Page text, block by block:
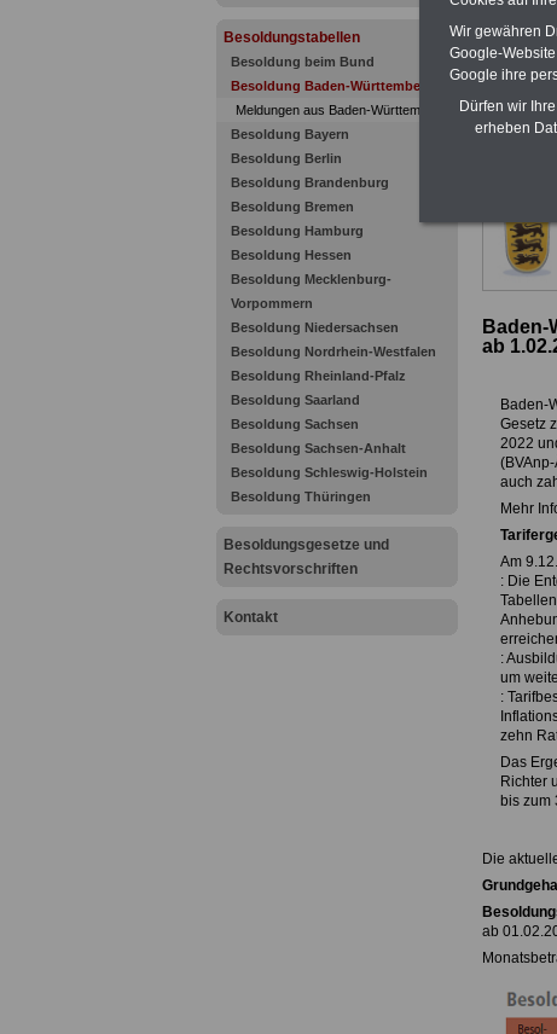
Besoldungstabellen
Besoldung beim Bund
Besoldung Baden-Württemberg
Meldungen aus Baden-Württemberg
Besoldung Bayern
Besoldung Berlin
Besoldung Brandenburg
Besoldung Bremen
Besoldung Hamburg
Besoldung Hessen
Besoldung Mecklenburg-
Vorpommern
Besoldung Niedersachsen
Besoldung Nordrhein-Westfalen
Besoldung Rheinland-Pfalz
Besoldung Saarland
Besoldung Sachsen
Besoldung Sachsen-Anhalt
Besoldung Schleswig-Holstein
Besoldung Thüringen
Besoldungsgesetze und
Rechtsvorschriften
Kontakt
>>>Mehr
ab
Baden-
Gesetz
2022
auch
Mehr
Am
: Die
:
um
:
zehn
Das
Richter
bis zum
Die
ab
Wir gewähren
Google-
Google ihre
Dürfen wir
erheben